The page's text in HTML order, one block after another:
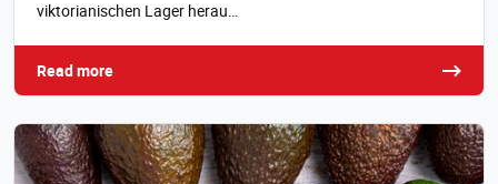
viktorianischen Lager herau…
Read more